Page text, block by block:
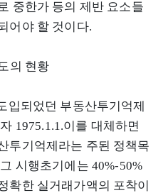
중한가 등의 제반 요소들
어야 할 것이다.
의 현황
입되었던 부동산투기억제
1975.1.1.이를 대체하면
투기억제라는 주된 정책목
시행초기에는 40%-50%
확한 실거래가액의 포착이